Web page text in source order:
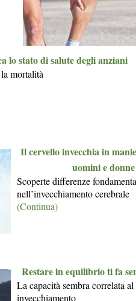
lo stato di salute degli anziani
mortalità
Il cervello invecchia in
uomini e donne
Scoperte differenze
nell’invecchiamento cerebrale
(Continua)
Restare in equilibrio ti fa
La capacità sembra correlata
invecchiamento